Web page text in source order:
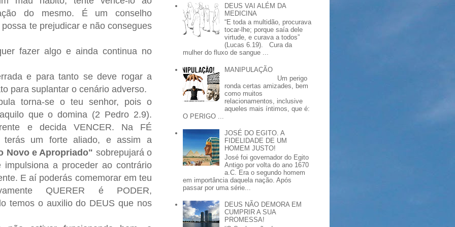
do mesmo. É um conselho
te prejudicar e não consegues
fazer algo e ainda continua no
e para tanto se deve rogar a
para suplantar o cenário adverso.
torna-se o teu senhor, pois o
que o domina (2 Pedro 2.9).
e decida VENCER. Na FÉ
terás um forte aliado, e assim a
Novo e Apropriado" sobrepujará o
a proceder ao contrário
E aí poderás comemorar em teu
QUERER é PODER,
temos o auxilio do DEUS que nos
DEUS VAI ALÉM DA
MEDICINA
“E toda a multidão, procurava
tocar-lhe; porque saía dele
virtude, e curava a todos”
(Lucas 6.19). Cura da
mulher do fluxo de sangue ...
MANIPULAÇÃO
Um perigo
ronda certas amizades, bem
como muitos
relacionamentos, inclusive
aqueles mais íntimos, que é:
O PERIGO ...
JOSÉ DO EGITO. A
FIDELIDADE DE UM
HOMEM JUSTO!
José foi governador do Egito
Antigo por volta do ano 1670
a.C. Era o segundo homem
em importância daquela nação. Após
passar por uma série...
DEUS NÃO DEMORA EM
CUMPRIR A SUA
PROMESSA!